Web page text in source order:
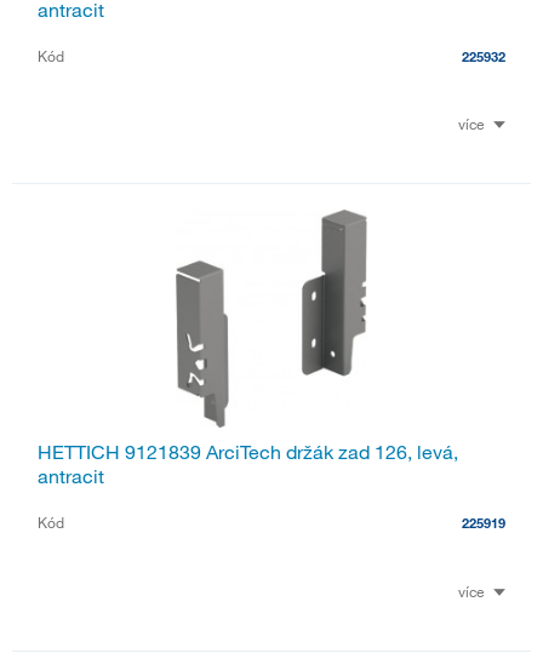
antracit
Kód 225932
více
HETTICH 9121839 ArciTech držák zad 126, levá,
antracit
Kód 225919
více